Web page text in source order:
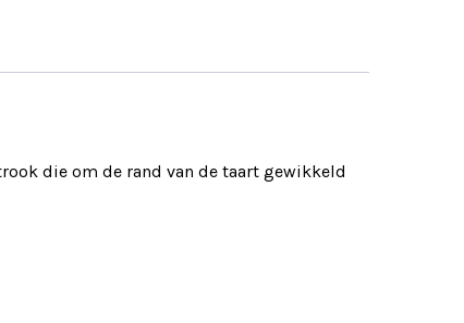
die om de rand van de taart gewikkeld